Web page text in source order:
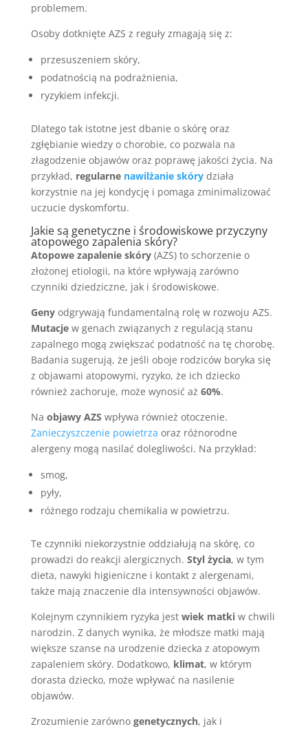
problemem.
Osoby dotknięte AZS z reguły zmagają się z:
przesuszeniem skóry,
podatnością na podrażnienia,
ryzykiem infekcji.
Dlatego tak istotne jest dbanie o skórę oraz
zgłębianie wiedzy o chorobie, co pozwala na
złagodzenie objawów oraz poprawę jakości życia. Na
przykład, regularne nawilżanie skórydziała
korzystnie na jej kondycję i pomaga zminimalizować
uczucie dyskomfortu.
Jakie są genetyczne i środowiskowe przyczyny
atopowego zapalenia skóry?
Atopowe zapalenie skóry(AZS) to schorzenie o
złożonej etiologii, na które wpływają zarówno
czynniki dziedziczne, jak i środowiskowe.
Genyodgrywają fundamentalną rolę w rozwoju AZS.
Mutacjew genach związanych z regulacją stanu
zapalnego mogą zwiększać podatność na tę chorobę.
Badania sugerują, że jeśli oboje rodziców boryka się
z objawami atopowymi, ryzyko, że ich dziecko
również zachoruje, może wynosić aż 60%.
Na objawy AZS wpływa również otoczenie.
Zanieczyszczenie powietrza oraz różnorodne
alergeny mogą nasilać dolegliwości. Na przykład:
smog,
pyły,
różnego rodzaju chemikalia w powietrzu.
Te czynniki niekorzystnie oddziałują na skórę, co
prowadzi do reakcji alergicznych. Styl życia, w tym
dieta, nawyki higieniczne i kontakt z alergenami,
także mają znaczenie dla intensywności objawów.
Kolejnym czynnikiem ryzyka jest wiek matkiw chwili
narodzin. Z danych wynika, że młodsze matki mają
większe szanse na urodzenie dziecka z atopowym
zapaleniem skóry. Dodatkowo, klimat, w którym
dorasta dziecko, może wpływać na nasilenie
objawów.
Zrozumienie zarówno genetycznych, jak i